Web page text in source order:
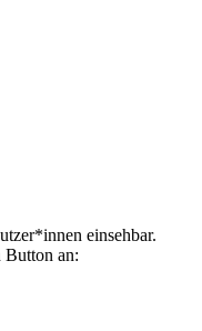
einsehbar.
Button an: